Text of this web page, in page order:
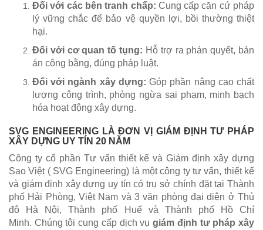
Đối với các bên tranh chấp: Cung cấp căn cứ pháp
lý vững chắc để bảo vệ quyền lợi, bồi thường thiệt
hại.
Đối với cơ quan tố tụng: Hỗ trợ ra phán quyết, bản
án công bằng, đúng pháp luật.
Đối với ngành xây dựng: Góp phần nâng cao chất
lượng công trình, phòng ngừa sai phạm, minh bạch
hóa hoạt động xây dựng.
SVG ENGINEERING LÀ ĐƠN VỊ GIÁM ĐỊNH TƯ PHÁP
XÂY DỰNG UY TÍN 20 NĂM
Công ty cổ phần Tư vấn thiết kế và Giám định xây dựng
Sao Việt ( SVG Engineering) là một công ty tư vấn, thiết kế
và giám định xây dựng uy tín có trụ sở chính đặt tại Thành
phố Hải Phòng, Việt Nam và 3 văn phòng đại diện ở Thủ
đô Hà Nội, Thành phố Huế và Thành phố Hồ Chí
Minh. Chúng tôi cung cấp dịch vụgiám định tư pháp xây